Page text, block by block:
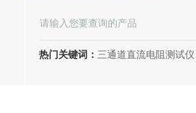
热门关键词： 三通道直流电阻测试仪、三回路直流电阻测